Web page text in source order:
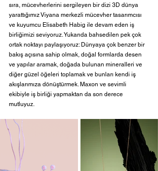
sıra, mücevherlerini sergileyen bir dizi 3D dünya
yarattığımız Viyana merkezli mücevher tasarımcısı
ve kuyumcu Elisabeth Habig ile devam eden iş
birliğimizi seviyoruz. Yukarıda bahsedilen pek çok
ortak noktayı paylaşıyoruz: Dünyaya çok benzer bir
bakış açısına sahip olmak, doğal formlarda desen
ve yapılar aramak, doğada bulunan mineralleri ve
diğer güzel öğeleri toplamak ve bunları kendi iş
akışlarımıza dönüştürmek. Maxon ve sevimli
ekibiyle iş birliği yapmaktan da son derece
mutluyuz.